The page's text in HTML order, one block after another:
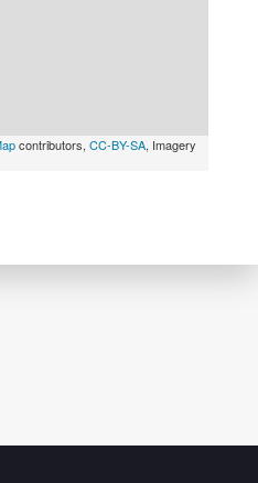
contributors, CC-BY-SA, Imagery